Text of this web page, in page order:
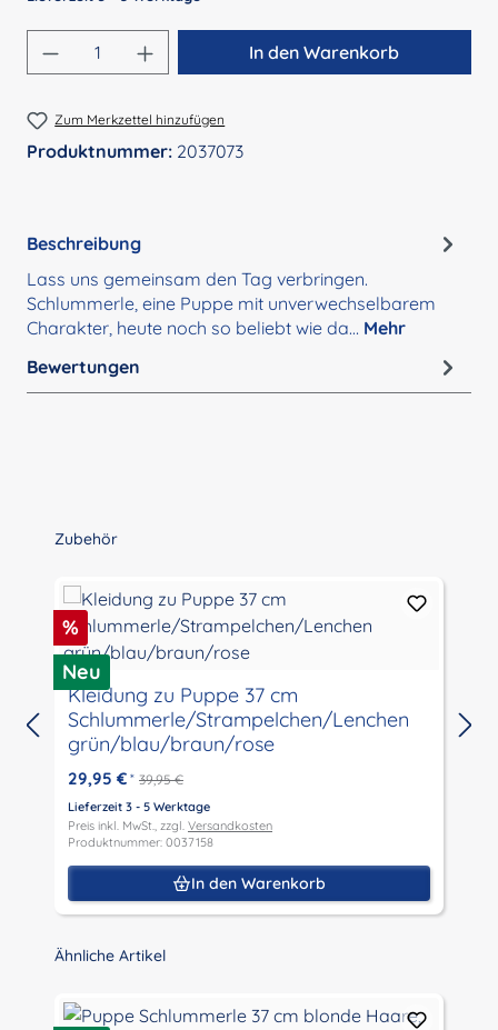
Produkt Anzahl: Gib den gewünschten
In den Warenkorb
Zum Merkzettel hinzufügen
Produktnummer: 2037073
Beschreibung
Lass uns gemeinsam den Tag verbringen.
Schlummerle, eine Puppe mit unverwechselbarem
Charakter, heute noch so beliebt wie da… Mehr
Bewertungen
Produktgalerie überspringen
Zubehör
Rabatt
%
Neu
Kleidung zu Puppe 37 cm
Schlummerle/Strampelchen/Lenchen
grün/blau/braun/rose
29,95 € * 39,95 €
Lieferzeit 3 - 5 Werktage
Preis inkl. MwSt., zzgl. Versandkosten
Produktnummer: 0037158
In den Warenkorb
Produktgalerie überspringen
Ähnliche Artikel